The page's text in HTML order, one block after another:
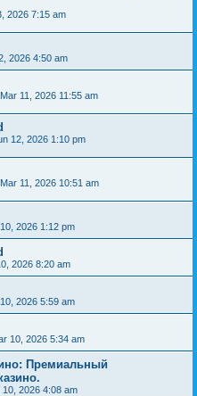
2026 7:15 am
2026 4:50 am
11, 2026 11:55 am
12, 2026 1:10 pm
11, 2026 10:51 am
2026 1:12 pm
2026 8:20 am
2026 5:59 am
10, 2026 5:34 am
Премиальный
2026 4:08 am